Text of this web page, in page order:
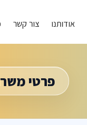
אודותנו צור קשר
פרטי